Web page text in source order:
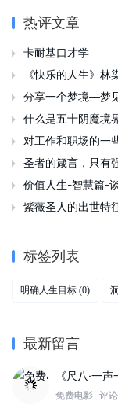
热评文章
 卡耐基口才学
 《快乐的人生》林
 分享一个梦境—梦
 什么是五十阴魔境
 对工作和职场的一
 圣者的箴言，只有
 价值人生-智慧篇-
 紫薇圣人的出世特
标签列表
明确人生目标 (0)
最新留言
《尺八·一声一世
免费电影 评